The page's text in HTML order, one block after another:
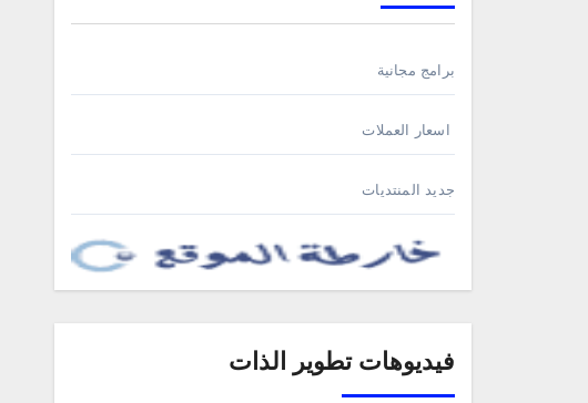
برامج مجانية
اسعار العملات
جديد المنتديات
فيديوهات تطوير الذات